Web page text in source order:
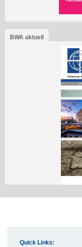
BWA aktuell
Quick Links: